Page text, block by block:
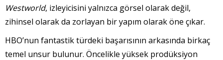
Westworld, izleyicisini yalnızca görsel olarak değil,
zihinsel olarak da zorlayan bir yapım olarak öne çıkar.
HBO’nun fantastik türdeki başarısının arkasında birkaç
temel unsur bulunur. Öncelikle yüksek prodüksiyon